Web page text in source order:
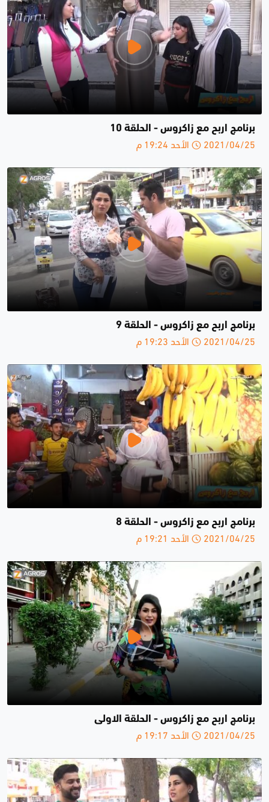
برنامج اربح مع زاكروس - الحلقة 10
2021/04/25 الأحد 19:24 م
برنامج اربح مع زاكروس - الحلقة 9
2021/04/25 الأحد 19:23 م
برنامج اربح مع زاكروس - الحلقة 8
2021/04/25 الأحد 19:21 م
برنامج اربح مع زاكروس - الحلقة الاولى
2021/04/25 الأحد 19:17 م